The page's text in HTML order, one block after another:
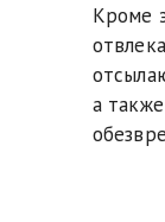
Кроме
а